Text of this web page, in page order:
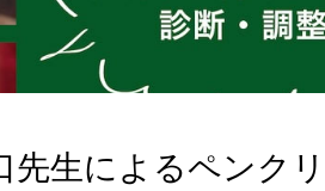
先生によるペンク